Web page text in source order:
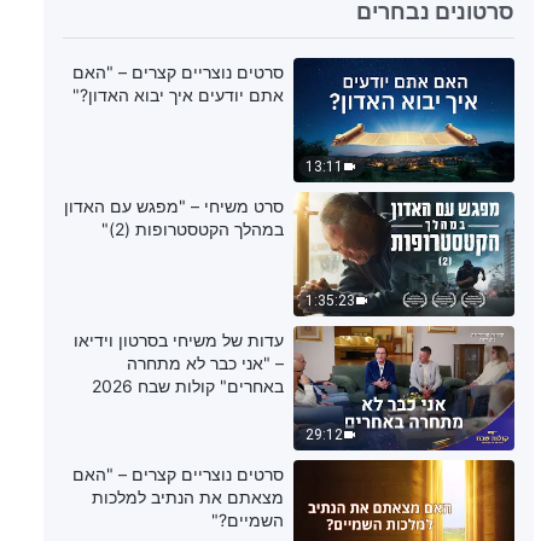
11:12
דבר אלוהים היומי: הכרת עבודתו של
האל – מובאה 147
5:40
דבר אלוהים היומי: הכרת עבודתו של
האל – מובאה 148
8:04
דבר אלוהים היומי: הכרת עבודתו של
האל – מובאה 149
12:53
דבר אלוהים היומי: הכרת עבודתו של
האל – מובאה 150
סרטונים נבחרים
13:11
סרטים נוצריים קצרים – "האם
אתם יודעים איך יבוא האדון?"
1:35:23
סרט משיחי – "מפגש עם האדון
במהלך הקטסטרופות (2)"
29:12
עדות של משיחי בסרטון וידיאו
– "אני כבר לא מתחרה
באחרים" קולות שבח 2026
סרטים נוצריים קצרים – "האם
מצאתם את הנתיב למלכות
השמיים?"